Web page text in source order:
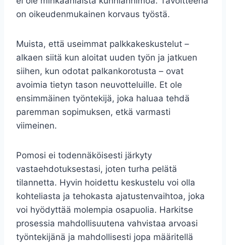
on oikeudenmukainen korvaus työstä.
Muista, että useimmat palkkakeskustelut –
alkaen siitä kun aloitat uuden työn ja jatkuen
siihen, kun odotat palkankorotusta – ovat
avoimia tietyn tason neuvotteluille. Et ole
ensimmäinen työntekijä, joka haluaa tehdä
paremman sopimuksen, etkä varmasti
viimeinen.
Pomosi ei todennäköisesti järkyty
vastaehdotuksestasi, joten turha pelätä
tilannetta. Hyvin hoidettu keskustelu voi olla
kohteliasta ja tehokasta ajatustenvaihtoa, joka
voi hyödyttää molempia osapuolia. Harkitse
prosessia mahdollisuutena vahvistaa arvoasi
työntekijänä ja mahdollisesti jopa määritellä